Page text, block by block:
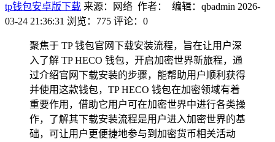
tp钱包安卓版下载 来源：网络 作者： 编辑：qbadmin 2026-
03-24 21:36:31 浏览：775 评论：0
聚焦于 TP 钱包官网下载安装流程，旨在让用户深
入了解 TP HECO 钱包，开启加密世界新旅程，通
过介绍官网下载安装的步骤，能帮助用户顺利获得
并使用这款钱包，TP HECO 钱包在加密领域有着
重要作用，借助它用户可在加密世界中进行各类操
作，了解其下载安装流程是用户进入加密世界的基
础，可让用户更便捷地参与到加密货币相关活动